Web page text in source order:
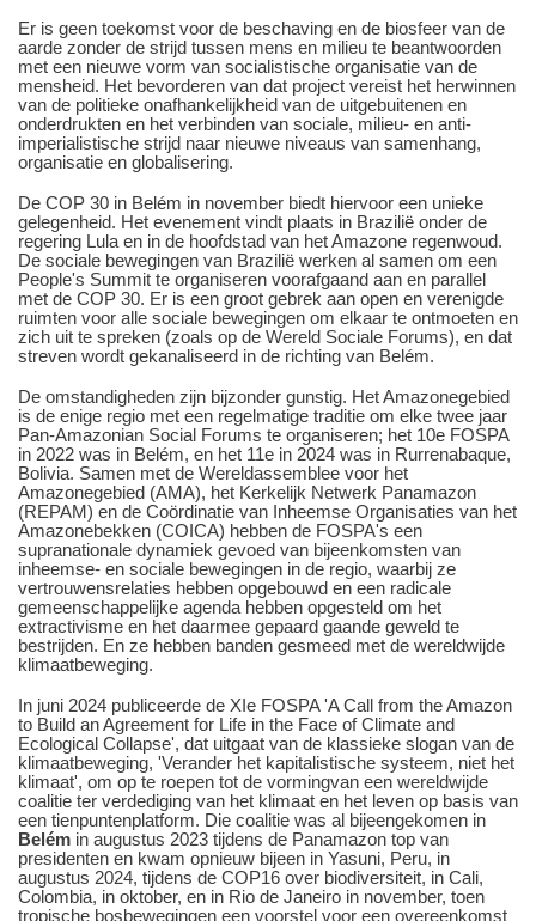
Er is geen toekomst voor de beschaving en de biosfeer van de
aarde zonder de strijd tussen mens en milieu te beantwoorden
met een nieuwe vorm van socialistische organisatie van de
mensheid. Het bevorderen van dat project vereist het herwinnen
van de politieke onafhankelijkheid van de uitgebuitenen en
onderdrukten en het verbinden van sociale, milieu- en anti-
imperialistische strijd naar nieuwe niveaus van samenhang,
organisatie en globalisering.
De COP 30 in Belém in november biedt hiervoor een unieke
gelegenheid. Het evenement vindt plaats in Brazilië onder de
regering Lula en in de hoofdstad van het Amazone regenwoud.
De sociale bewegingen van Brazilië werken al samen om een
People's Summit te organiseren voorafgaand aan en parallel
met de COP 30. Er is een groot gebrek aan open en verenigde
ruimten voor alle sociale bewegingen om elkaar te ontmoeten en
zich uit te spreken (zoals op de Wereld Sociale Forums), en dat
streven wordt gekanaliseerd in de richting van Belém.
De omstandigheden zijn bijzonder gunstig. Het Amazonegebied
is de enige regio met een regelmatige traditie om elke twee jaar
Pan-Amazonian Social Forums te organiseren; het 10e FOSPA
in 2022 was in Belém, en het 11e in 2024 was in Rurrenabaque,
Bolivia. Samen met de Wereldassemblee voor het
Amazonegebied (AMA), het Kerkelijk Netwerk Panamazon
(REPAM) en de Coördinatie van Inheemse Organisaties van het
Amazonebekken (COICA) hebben de FOSPA's een
supranationale dynamiek gevoed van bijeenkomsten van
inheemse- en sociale bewegingen in de regio, waarbij ze
vertrouwensrelaties hebben opgebouwd en een radicale
gemeenschappelijke agenda hebben opgesteld om het
extractivisme en het daarmee gepaard gaande geweld te
bestrijden. En ze hebben banden gesmeed met de wereldwijde
klimaatbeweging.
In juni 2024 publiceerde de XIe FOSPA 'A Call from the Amazon
to Build an Agreement for Life in the Face of Climate and
Ecological Collapse', dat uitgaat van de klassieke slogan van de
klimaatbeweging, 'Verander het kapitalistische systeem, niet het
klimaat', om op te roepen tot de vormingvan een wereldwijde
coalitie ter verdediging van het klimaat en het leven op basis van
een tienpuntenplatform. Die coalitie was al bijeengekomen in
Belém in augustus 2023 tijdens de Panamazon top van
presidenten en kwam opnieuw bijeen in Yasuni, Peru, in
augustus 2024, tijdens de COP16 over biodiversiteit, in Cali,
Colombia, in oktober, en in Rio de Janeiro in november, toen
tropische bosbewegingen een voorstel voor een overeenkomst